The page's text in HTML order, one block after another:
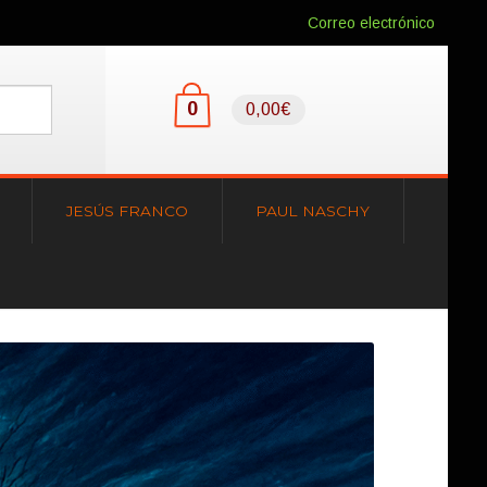
Correo electrónico
0 0,00€
JESÚS FRANCO PAUL NASCHY